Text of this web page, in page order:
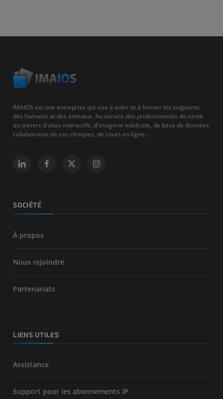
IMAIOS est une entreprise qui vise à aider et à former les soignants
des humains et des animaux. Au service des professionnels de santé
au travers d'atlas interactifs, d'imagerie médicale, de base de données
collaborative de cas cliniques, de cours en ligne...
SOCIÉTÉ
À propos
Nous rejoindre
Partenariats
LIENS UTILES
Assistance
Support pour les abonnements IP